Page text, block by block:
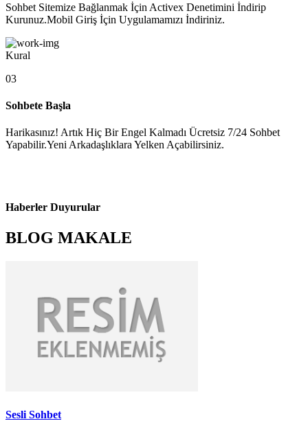
Sohbet Sitemize Bağlanmak İçin Activex Denetimini İndirip
Kurunuz.Mobil Giriş İçin Uygulamamızı İndiriniz.
Kural
03
Sohbete Başla
Harikasınız! Artık Hiç Bir Engel Kalmadı Ücretsiz 7/24 Sohbet
Yapabilir.Yeni Arkadaşlıklara Yelken Açabilirsiniz.
Haberler Duyurular
BLOG MAKALE
Sesli Sohbet